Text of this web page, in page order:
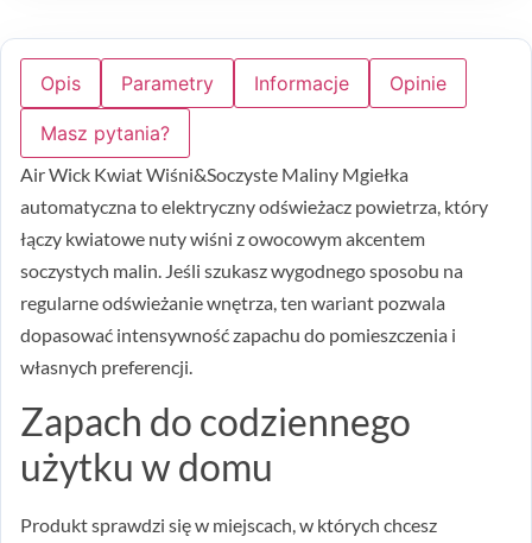
Opis Parametry Informacje Opinie
Masz pytania?
Air Wick Kwiat Wiśni&Soczyste Maliny Mgiełka
automatyczna to elektryczny odświeżacz powietrza, który
łączy kwiatowe nuty wiśni z owocowym akcentem
soczystych malin. Jeśli szukasz wygodnego sposobu na
regularne odświeżanie wnętrza, ten wariant pozwala
dopasować intensywność zapachu do pomieszczenia i
własnych preferencji.
Zapach do codziennego
użytku w domu
Produkt sprawdzi się w miejscach, w których chcesz